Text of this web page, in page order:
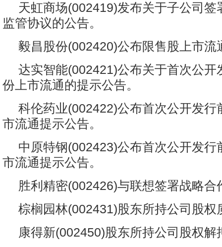
天虹商场(002419)发布关于子公司签
监管协议的公告。
毅昌股份(002420)公布限售股上市流
达实智能(002421)公布关于首次公开
份上市流通的提示公告。
科伦药业(002422)公布首次公开发行
市流通提示公告。
中原特钢(002423)公布首次公开发行
市流通提示公告。
胜利精密(002426)与联想签署战略合
棕榈园林(002431)股东所持公司股权
康得新(002450)股东所持公司股权解